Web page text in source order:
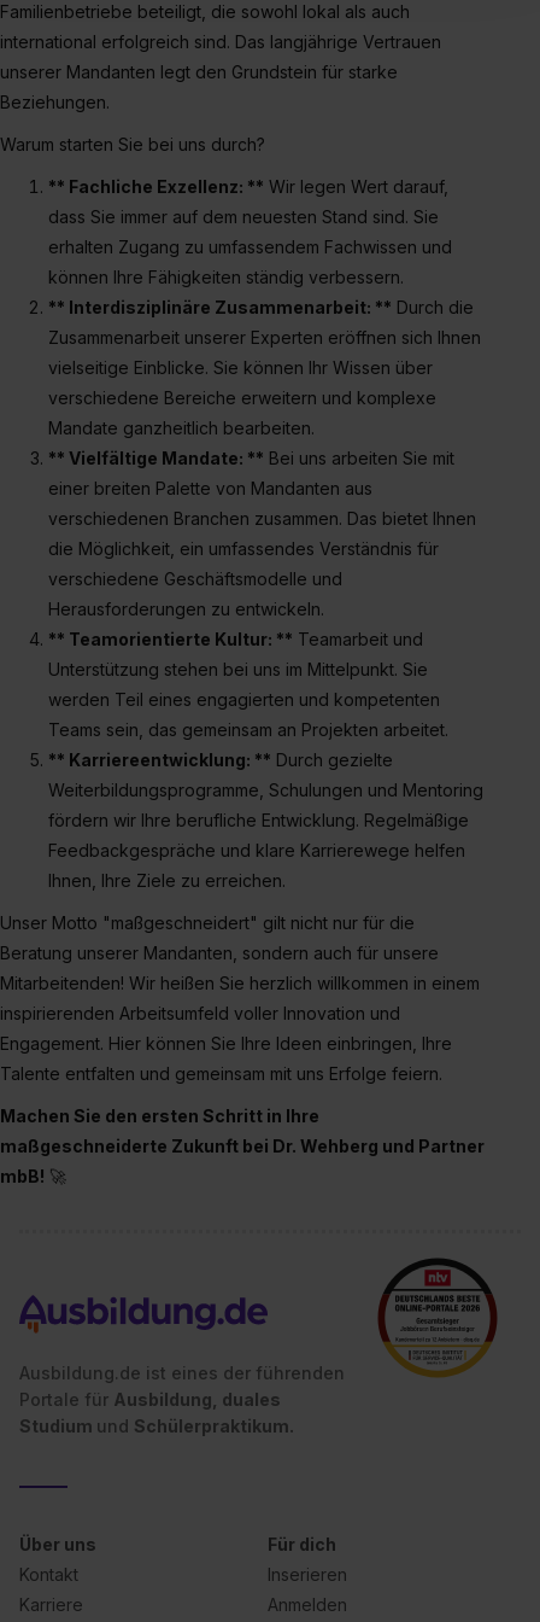
Inhalte (z.B. Videos oder Posts) angezeigt und hierfür
erforderliche personenbezogene Daten an Social Media
Dienste, ggfs. mit Sitz in den USA, übermittelt werden.
Eine Erlaubnis hierfür kannst du auch später noch im
Einzelfall bei dem jeweiligen Inhalt erteilen. Willst du nur
Auswahl über die Checkboxen und klick auf „Auswahl
erlauben“. Die Einwilligung zur Platzierung von Cookies
der Kategorien „Präferenzen“, „Statistiken“ und „Social
Media und Marketing“ umfasst hierbei die Einwilligung
zur Übermittlung deiner Daten in die USA (Art. 49 Abs. 1
S. 1 lit. a) DS-GVO). Die USA verfügen über kein
angemessenes Datenschutzniveau (EuGH – Schrems
II). Du kannst die von dir erteilte Einwilligung jederzeit mit
Wirkung für die Zukunft ganz oder teilweise über unsere
Datenschutzerklärung unter dem Punkt „Datenschutz-
Einstellungen“ widerrufen. Weitere Informationen zu den
einzelnen Cookies findest du durch Klick auf „Details
zeigen“. Weitere Informationen:Datenschutzerklärung
Impressum.
Familienbetriebe beteiligt, die sowohl lokal als auch
international erfolgreich sind. Das langjährige Vertrauen
unserer Mandanten legt den Grundstein für starke
Beziehungen.
Warum starten Sie bei uns durch?
** Fachliche Exzellenz: ** Wir legen Wert darauf,
dass Sie immer auf dem neuesten Stand sind. Sie
erhalten Zugang zu umfassendem Fachwissen und
können Ihre Fähigkeiten ständig verbessern.
** Interdisziplinäre Zusammenarbeit: ** Durch die
Zusammenarbeit unserer Experten eröffnen sich Ihnen
vielseitige Einblicke. Sie können Ihr Wissen über
verschiedene Bereiche erweitern und komplexe
Mandate ganzheitlich bearbeiten.
** Vielfältige Mandate: ** Bei uns arbeiten Sie mit
einer breiten Palette von Mandanten aus
verschiedenen Branchen zusammen. Das bietet Ihnen
die Möglichkeit, ein umfassendes Verständnis für
verschiedene Geschäftsmodelle und
Herausforderungen zu entwickeln.
** Teamorientierte Kultur: ** Teamarbeit und
Unterstützung stehen bei uns im Mittelpunkt. Sie
werden Teil eines engagierten und kompetenten
Teams sein, das gemeinsam an Projekten arbeitet.
** Karriereentwicklung: ** Durch gezielte
Weiterbildungsprogramme, Schulungen und Mentoring
fördern wir Ihre berufliche Entwicklung. Regelmäßige
Feedbackgespräche und klare Karrierewege helfen
Ihnen, Ihre Ziele zu erreichen.
Unser Motto "maßgeschneidert" gilt nicht nur für die
Beratung unserer Mandanten, sondern auch für unsere
Mitarbeitenden! Wir heißen Sie herzlich willkommen in einem
inspirierenden Arbeitsumfeld voller Innovation und
Engagement. Hier können Sie Ihre Ideen einbringen, Ihre
Talente entfalten und gemeinsam mit uns Erfolge feiern.
Machen Sie den ersten Schritt in Ihre
maßgeschneiderte Zukunft bei Dr. Wehberg und Partner
mbB! 🚀
Ausbildung.de ist eines der führenden
Portale für Ausbildung, duales
Studium und Schülerpraktikum.
Über uns
Kontakt
Karriere
Für dich
Inserieren
Anmelden